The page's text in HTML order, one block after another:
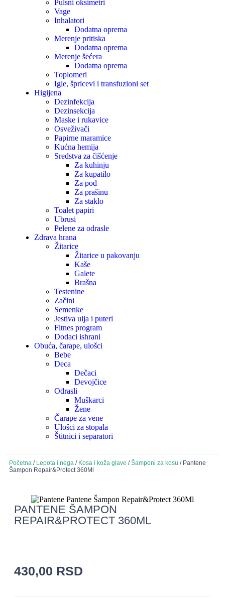
Pulsni oksimetri
Vage
Inhalatori
Dodatna oprema
Merenje pritiska
Dodatna oprema
Merenje šećera
Dodatna oprema
Toplomeri
Igle, špricevi i transfuzioni set
Higijena
Dezinfekcija
Dezinsekcija
Maske i rukavice
Osveživači
Papirne maramice
Kućna hemija
Sredstva za čišćenje
Za kuhinju
Za kupatilo
Za pod
Za prašinu
Za staklo
Toalet papiri
Ubrusi
Pelene za odrasle
Zdrava hrana
Žitarice
Žitarice u pakovanju
Kaše
Galete
Brašna
Testenine
Začini
Semenke
Jestiva ulja i puteri
Fitnes program
Dodaci ishrani
Obuća, čarape, ulošci
Bebe
Deca
Dečaci
Devojčice
Odrasli
Muškarci
Žene
Čarape za vene
Ulošci za stopala
Štitnici i separatori
Početna / Lepota i nega / Kosa i koža glave /Šamponi za kosu / Pantene
Šampon Repair&Protect 360Ml
PANTENE ŠAMPON
REPAIR&PROTECT 360ML
430,00 RSD